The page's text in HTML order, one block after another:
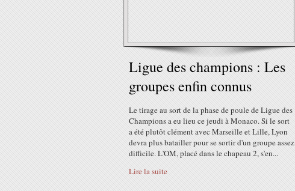
Ligue des champions : Les
groupes enfin connus
Le tirage au sort de la phase de poule de Ligue des
Champions a eu lieu ce jeudi à Monaco. Si le sort
a été plutôt clément avec Marseille et Lille, Lyon
devra plus batailler pour se sortir d'un groupe assez
difficile. L'OM, placé dans le chapeau 2, s'en...
Lire la suite